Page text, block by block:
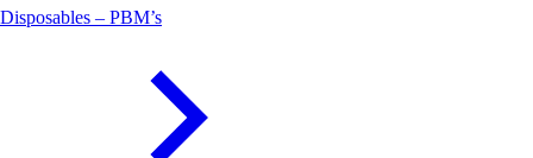
Disposables – PBM’s